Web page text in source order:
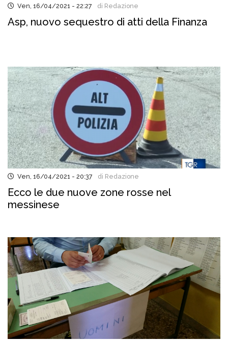
Ven, 16/04/2021 - 22:27 di Redazione
Asp, nuovo sequestro di atti della Finanza
Ven, 16/04/2021 - 20:37 di Redazione
Ecco le due nuove zone rosse nel
messinese